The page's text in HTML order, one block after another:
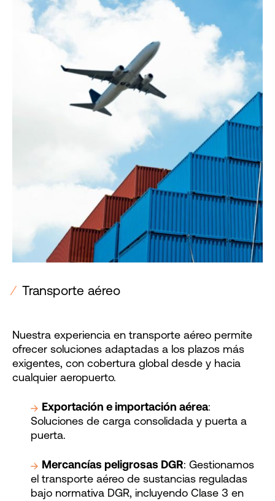
⁄Transporte aéreo
Nuestra experiencia en transporte aéreo permite
ofrecer soluciones adaptadas a los plazos más
exigentes, con cobertura global desde y hacia
cualquier aeropuerto.
Exportación e importación aérea:
Soluciones de carga consolidada y puerta a
puerta.
Mercancías peligrosas DGR: Gestionamos
el transporte aéreo de sustancias reguladas
bajo normativa DGR, incluyendo Clase 3 en